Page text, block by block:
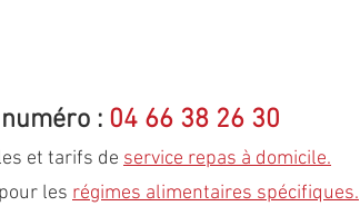
: 04 66 38 26 30
et tarifs de service repas à domicile.
les régimes alimentaires spécifiques.